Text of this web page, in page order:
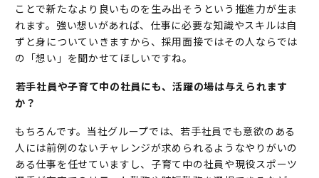
ことで新たなより良いものを生み出そうという推進力が生ま
れます。強い想いがあれば、仕事に必要な知識やスキルは自
ずと身についていきますから、採用面接ではその人ならでは
の「想い」を聞かせてほしいですね。
――若手社員や子育て中の社員にも、活躍の場は与えられます
か？
もちろんです。当社グループでは、若手社員でも意欲のある
人には前例のないチャレンジが求められるようなやりがいの
ある仕事を任せていますし、子育て中の社員や現役スポーツ